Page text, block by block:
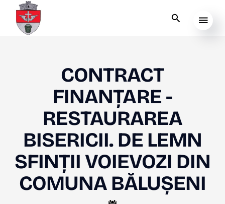
CONTRACT
FINANȚARE -
RESTAURAREA
BISERICII. DE LEMN
SFINȚII VOIEVOZI DIN
COMUNA BĂLUȘENI